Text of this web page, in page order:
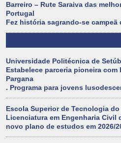
Barreiro – Rute Saraiva das
Portugal
Fez história sagrando-se campeã
Universidade Politécnica de
Estabelece parceria pioneira com
Pargana
. Programa para jovens
Escola Superior de Tecnologia do
Licenciatura em Engenharia Civil
novo plano de estudos em 2026/